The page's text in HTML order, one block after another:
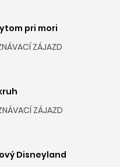
pri mori
ZÁJAZD
ZÁJAZD
Disneyland